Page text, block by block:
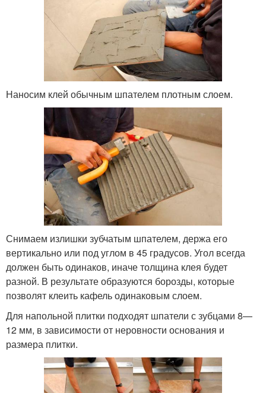
Наносим клей обычным шпателем плотным слоем.
Снимаем излишки зубчатым шпателем, держа его
вертикально или под углом в 45 градусов. Угол всегда
должен быть одинаков, иначе толщина клея будет
разной. В результате образуются борозды, которые
позволят клеить кафель одинаковым слоем.
Для напольной плитки подходят шпатели с зубцами 8—
12 мм, в зависимости от неровности основания и
размера плитки.